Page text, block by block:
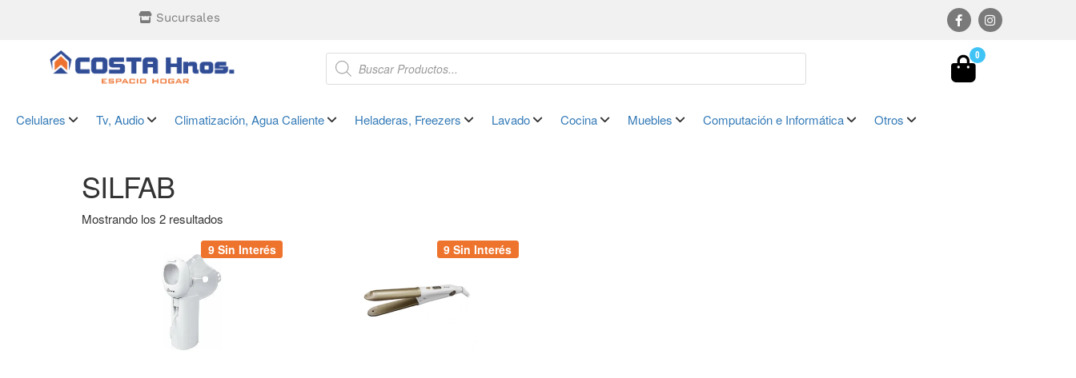
Sucursales
0
Celulares Tv, Audio Climatización, Agua Caliente Heladeras, Freezers Lavado Cocina Muebles Computación e Informática Otros
SILFAB
Mostrando los 2 resultados
9 Sin Interés 9 Sin Interés